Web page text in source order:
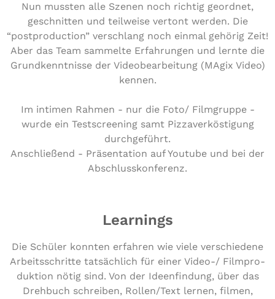
Nun mussten alle Szenen noch richtig geordnet,
geschnitten und teilweise vertont werden. Die
“postproduction” verschlang noch einmal gehörig Zeit!
Aber das Team sammelte Erfahrungen und lernte die
Grundkenntnisse der Videobearbeitung (MAgix Video)
kennen.
Im intimen Rahmen - nur die Foto/ Filmgruppe -
wurde ein Testscreening samt Pizzaverköstigung
durchgeführt.
Anschließend - Präsentation auf Youtube und bei der
Abschlusskonferenz.
Learnings
Die Schüler konnten erfahren wie viele ver­schie­de­ne
Arbeits­schrit­te tat­säch­lich für einer Video-/ Film­pro­
duk­ti­on nötig sind. Von der Ideen­fin­dung, über das
Drehbuch schreiben, Rollen/​Text lernen, filmen,